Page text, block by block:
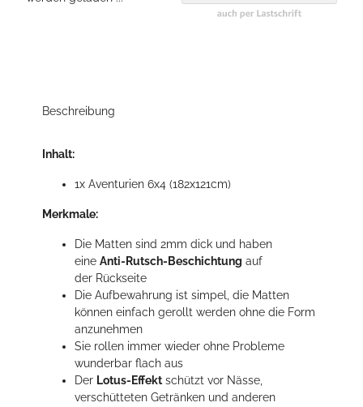
Beschreibung
Inhalt:
1x Aventurien 6x4 (182x121cm)
Merkmale:
Die Matten sind 2mm dick und haben
eine Anti-Rutsch-Beschichtung auf
der Rückseite
Die Aufbewahrung ist simpel, die Matten
können einfach gerollt werden ohne die Form
anzunehmen
Sie rollen immer wieder ohne Probleme
wunderbar flach aus
Der Lotus-Effekt schützt vor Nässe,
verschütteten Getränken und anderen